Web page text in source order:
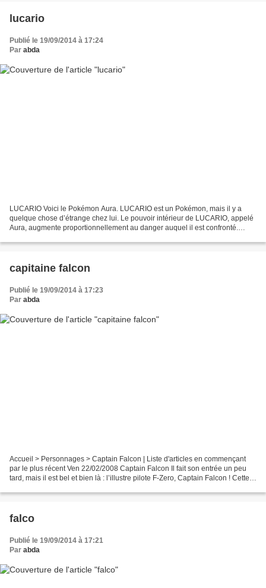
lucario
Publié le 19/09/2014 à 17:24
Par abda
LUCARIO Voici le Pokémon Aura. LUCARIO est un Pokémon, mais il y a
quelque chose d’étrange chez lui. Le pouvoir intérieur de LUCARIO, appelé
Aura, augmente proportionnellement au danger auquel il est confronté.
capitaine falcon
Publié le 19/09/2014 à 17:23
Par abda
Accueil > Personnages > Captain Falcon | Liste d'articles en commençant
par le plus récent Ven 22/02/2008 Captain Falcon Il fait son entrée un peu
tard, mais il est bel et bien là : l’illustre pilote F-Zero, Captain Falcon ! Cette
falco
Publié le 19/09/2014 à 17:21
Par abda